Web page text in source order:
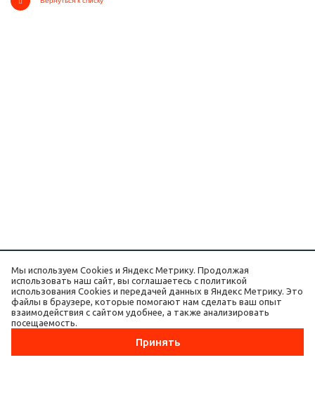
О КОМПАНИИ
ЦЕНТР ФУД-СЕРВИСА
УСЛУГИ
КАЛЕНДАРЬ
НОВОСТИ
КОНТАКТЫ
ЭЛИТ ТРЕЙД
Мы используем Cookies и Яндекс Метрику. Продолжая
использовать наш сайт, вы соглашаетесь с политикой
использования Cookies и передачей данных в Яндекс Метрику. Это
файлы в браузере, которые помогают нам сделать ваш опыт
взаимодействия с сайтом удобнее, а также анализировать
посещаемость.
Принять